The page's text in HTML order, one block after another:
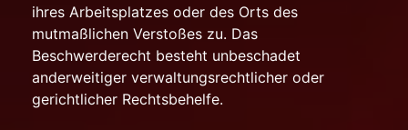
ihres Arbeitsplatzes oder des Orts des
mutmaßlichen Verstoßes zu. Das
Beschwerderecht besteht unbeschadet
anderweitiger verwaltungsrechtlicher oder
gerichtlicher Rechtsbehelfe.